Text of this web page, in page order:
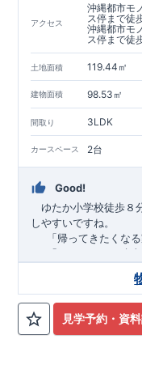
アクセス
沖縄都市モ
ス停まで徒
沖縄都市モ
ス停まで徒
土地面積 119.44㎡
建物面積 98.53㎡
間取り 3LDK
カースペース 2台
Good!
ゆたか小学校徒歩
しやすいですね。
「帰ってきたくな
「おしゃれなら建
TEL:098-860-
■オプションではあり
ム・ガス衣類乾燥機・
見学予約・資